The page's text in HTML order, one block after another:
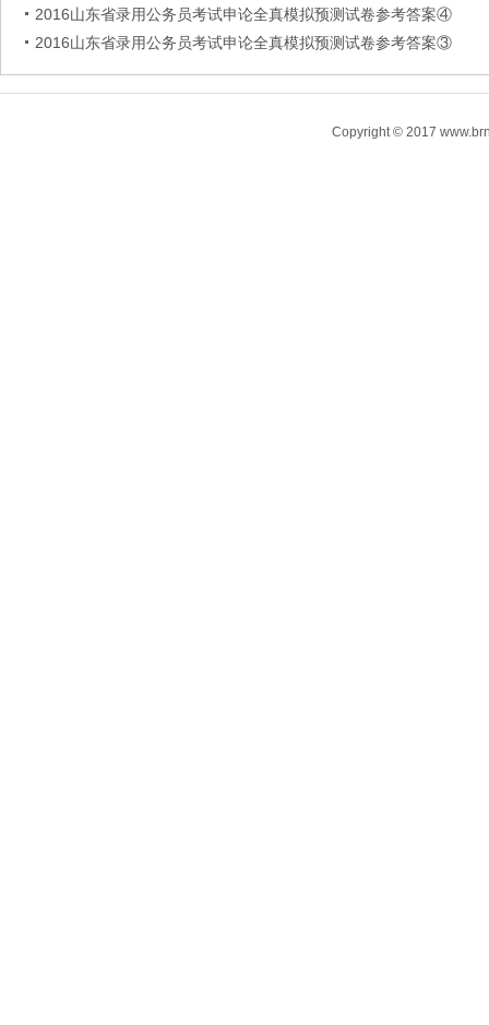
2016山东省录用公务员考试申论全真模拟预测试卷参考答案④
2016山东省录用公务员考试申论全真模拟预测试卷参考答案③
Copyright © 2017